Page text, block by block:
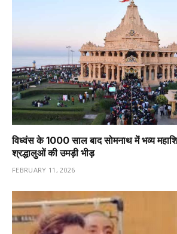
विध्वंस के 1000 साल बाद सोमनाथ में भव्य
श्रद्धालुओं की उमड़ी भीड़
FEBRUARY 11, 2026